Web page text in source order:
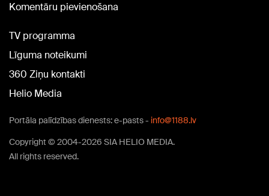
Komentāru pievienošana
TV programma
Līguma noteikumi
360 Ziņu kontakti
Helio Media
Portāla palīdzības dienests: e-pasts - info@1188.lv
Copyright © 2004-2026 SIA HELIO MEDIA.
All rights reserved.